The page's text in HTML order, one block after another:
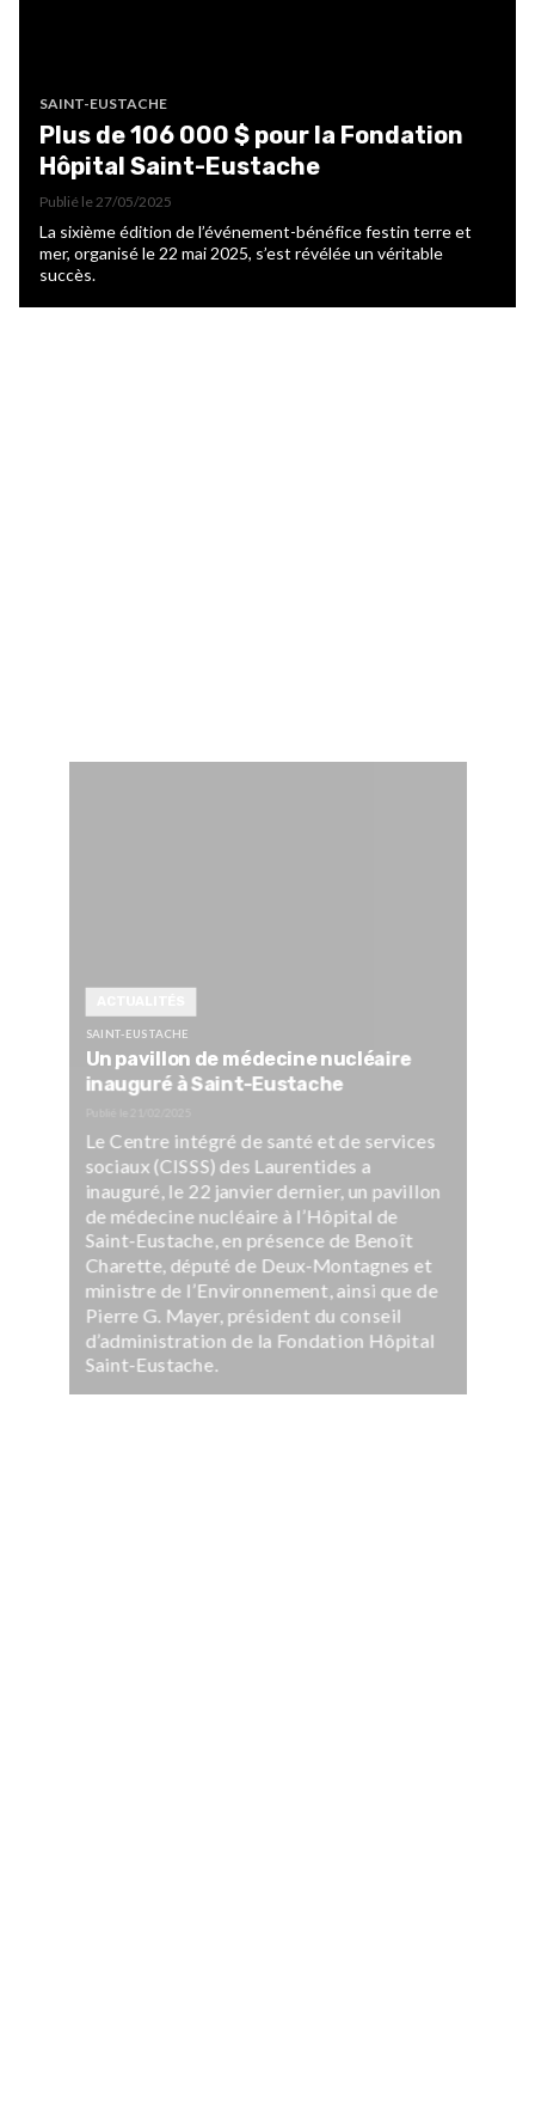
SAINT-EUSTACHE
Plus de 106 000 $ pour la Fondation
Hôpital Saint-Eustache
Publié le27/05/2025
La sixième édition de l’événement-bénéfice festin terre et
mer, organisé le 22 mai 2025, s’est révélée un véritable
succès.
SAINT-EUSTACHE
Un pavillon de médecine nucléaire
inauguré à Saint-Eustache
Le Centre intégré de santé et de services
sociaux (CISSS) des Laurentides a
inauguré, le 22 janvier dernier, un pavillon
de médecine nucléaire à l’Hôpital de
Saint-Eustache, en présence de Benoît
Charette, député de Deux-Montagnes et
ministre de l’Environnement, ainsi que de
Pierre G. Mayer, président du conseil
d’administration de la Fondation Hôpital
Saint-Eustache.